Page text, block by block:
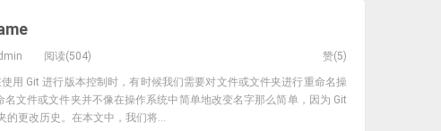
阅读(504) 赞(5)
用 Git 进行版本控制时，有时候我们需要对文件或文件夹进行重命名操
名文件或文件夹并不像在操作系统中简单地改变名字那么简单，因为 Git
的更改历史。在本文中，我们将...